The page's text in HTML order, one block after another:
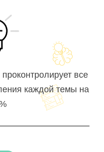
все
каждой темы на